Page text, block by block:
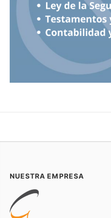
NUESTRA EMPRESA